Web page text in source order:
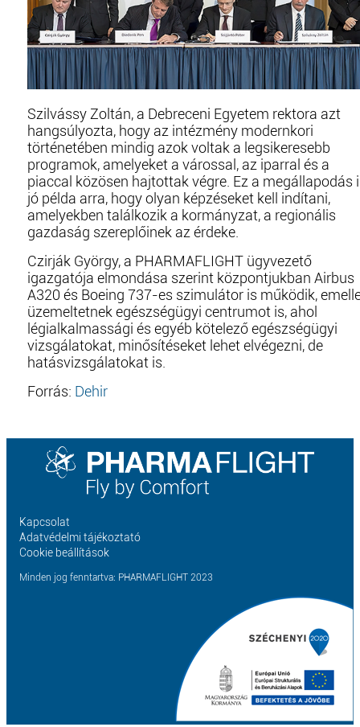
Szilvássy Zoltán, a Debreceni Egyetem rektora azt
hangsúlyozta, hogy az intézmény modernkori
történetében mindig azok voltak a legsikeresebb
programok, amelyeket a várossal, az iparral és a
piaccal közösen hajtottak végre. Ez a megállapodás
jó példa arra, hogy olyan képzéseket kell indítani,
amelyekben találkozik a kormányzat, a regionális
gazdaság szereplőinek az érdeke.
Czirják György, a PHARMAFLIGHT ügyvezető
igazgatója elmondása szerint központjukban Airbus
A320 és Boeing 737-es szimulátor is működik,
üzemeltetnek egészségügyi centrumot is, ahol
légialkalmassági és egyéb kötelező egészségügyi
vizsgálatokat, minősítéseket lehet elvégezni, de
hatásvizsgálatokat is.
Forrás: Dehir
Kapcsolat
Adatvédelmi tájékoztató
Cookie beállítások
Minden jog fenntartva: PHARMAFLIGHT 2023